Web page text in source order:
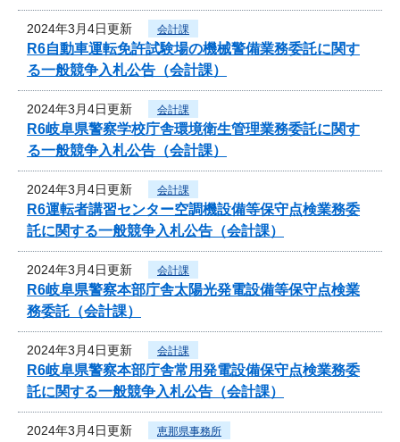
2024年3月4日更新 会計課
R6自動車運転免許試験場の機械警備業務委託に関す
る一般競争入札公告（会計課）
2024年3月4日更新 会計課
R6岐阜県警察学校庁舎環境衛生管理業務委託に関す
る一般競争入札公告（会計課）
2024年3月4日更新 会計課
R6運転者講習センター空調機設備等保守点検業務委
託に関する一般競争入札公告（会計課）
2024年3月4日更新 会計課
R6岐阜県警察本部庁舎太陽光発電設備等保守点検業
務委託（会計課）
2024年3月4日更新 会計課
R6岐阜県警察本部庁舎常用発電設備保守点検業務委
託に関する一般競争入札公告（会計課）
2024年3月4日更新 恵那県事務所